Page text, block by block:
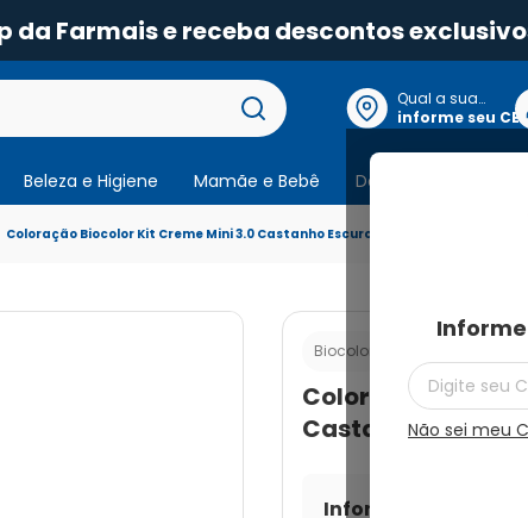
da Farmais e receba descontos
Qual a sua
localização?
informe seu CEP
Não sei meu
Beleza e Higiene Mamãe e Bebê Dermocosmeticos
Coloração Biocolor Kit Creme Mini 3.0 Castanho Escuro Chique
Biocolor
Coloração
Castanho Escuro
Informe seu CEP